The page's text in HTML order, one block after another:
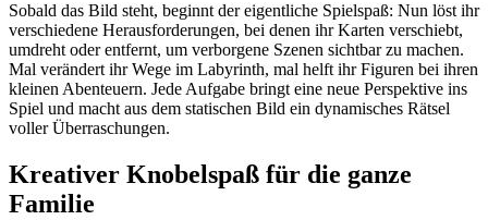
Sobald das Bild steht, beginnt der eigentliche Spielspaß: Nun löst ihr
verschiedene Herausforderungen, bei denen ihr Karten verschiebt,
umdreht oder entfernt, um verborgene Szenen sichtbar zu machen.
Mal verändert ihr Wege im Labyrinth, mal helft ihr Figuren bei ihren
kleinen Abenteuern. Jede Aufgabe bringt eine neue Perspektive ins
Spiel und macht aus dem statischen Bild ein dynamisches Rätsel
voller Überraschungen.
Kreativer Knobelspaß für die ganze
Familie